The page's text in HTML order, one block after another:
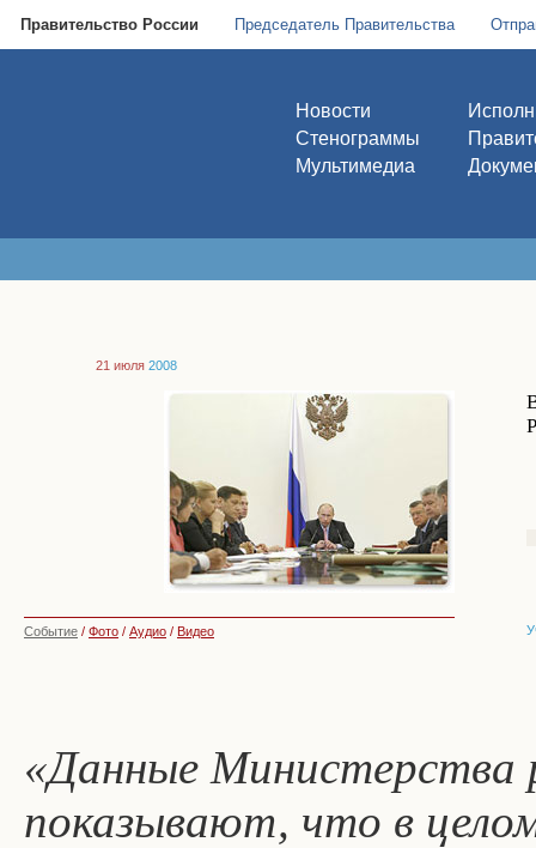
Правительство России Председатель Правительства
Новости
Стенограммы
Мультимедиа
21 июля 2008
Событие / Фото / Аудио / Видео
«Данные Министерства
показывают, что в